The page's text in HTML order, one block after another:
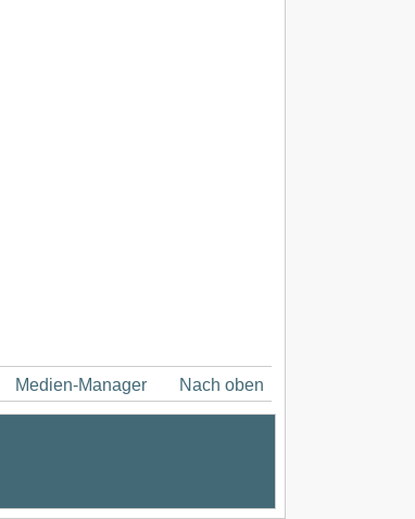
Medien-Manager Nach oben